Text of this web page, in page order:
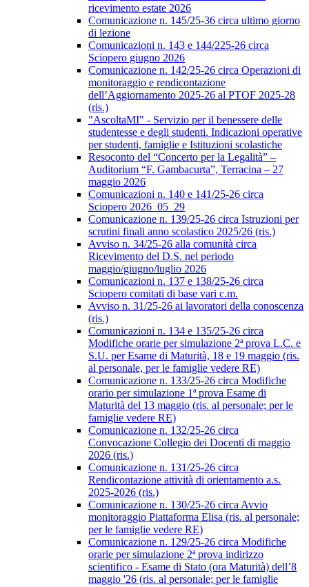
ricevimento estate 2026
Comunicazione n. 145/25-36 circa ultimo giorno
di lezione
Comunicazioni n. 143 e 144/225-26 circa
Sciopero giugno 2026
Comunicazione n. 142/25-26 circa Operazioni di
monitoraggio e rendicontazione
dell’Aggiornamento 2025-26 al PTOF 2025-28
(ris.)
"AscoltaMI" - Servizio per il benessere delle
studentesse e degli studenti. Indicazioni operative
per studenti, famiglie e Istituzioni scolastiche
Resoconto del “Concerto per la Legalità” –
Auditorium “F. Gambacurta”, Terracina – 27
maggio 2026
Comunicazioni n. 140 e 141/25-26 circa
Sciopero 2026_05_29
Comunicazione n. 139/25-26 circa Istruzioni per
scrutini finali anno scolastico 2025/26 (ris.)
Avviso n. 34/25-26 alla comunità circa
Ricevimento del D.S. nel periodo
maggio/giugno/luglio 2026
Comunicazioni n. 137 e 138/25-26 circa
Sciopero comitati di base vari c.m.
Avviso n. 31/25-26 ai lavoratori della conoscenza
(ris.)
Comunicazioni n. 134 e 135/25-26 circa
Modifiche orarie per simulazione 2ª prova L.C. e
S.U. per Esame di Maturità, 18 e 19 maggio (ris.
al personale, per le famiglie vedere RE)
Comunicazione n. 133/25-26 circa Modifiche
orario per simulazione 1ª prova Esame di
Maturità del 13 maggio (ris. al personale; per le
famiglie vedere RE)
Comunicazione n. 132/25-26 circa
Convocazione Collegio dei Docenti di maggio
2026 (ris.)
Comunicazione n. 131/25-26 circa
Rendicontazione attività di orientamento a.s.
2025-2026 (ris.)
Comunicazione n. 130/25-26 circa Avvio
monitoraggio Piattaforma Elisa (ris. al personale;
per le famiglie vedere RE)
Comunicazione n. 129/25-26 circa Modifiche
orarie per simulazione 2ª prova indirizzo
scientifico - Esame di Stato (ora Maturità) dell’8
maggio '26 (ris. al personale; per le famiglie